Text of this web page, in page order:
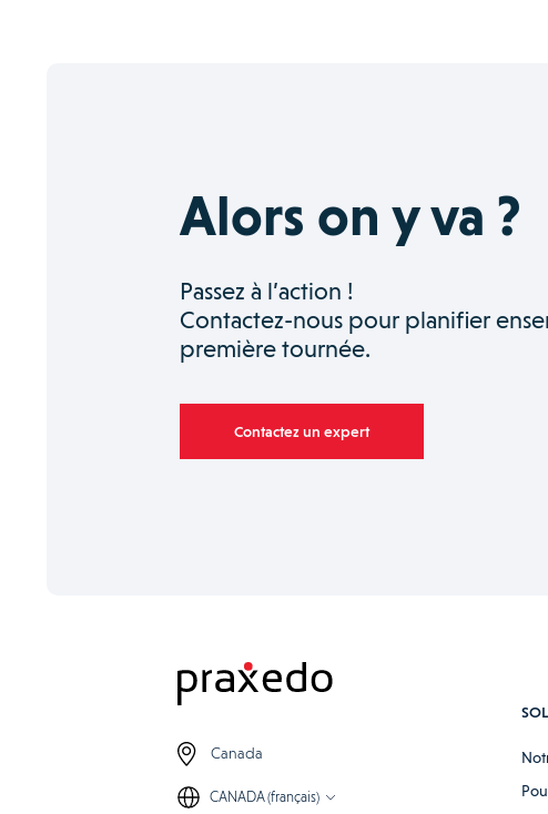
Alors on y va ?
Passez à l’action !
Contactez-nous pour planifier
première tournée.
Contactez un expert
Canada
CANADA (français)